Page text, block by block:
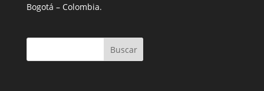
Bogotá – Colombia.